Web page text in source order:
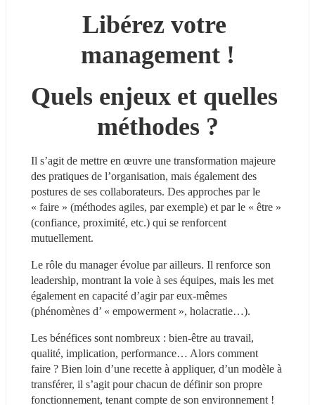
Libérez votre
management !
Quels enjeux et quelles
méthodes ?
Il s’agit de mettre en œuvre une transformation majeure
des pratiques de l’organisation, mais également des
postures de ses collaborateurs. Des approches par le
« faire » (méthodes agiles, par exemple) et par le « être »
(confiance, proximité, etc.) qui se renforcent
mutuellement.
Le rôle du manager évolue par ailleurs. Il renforce son
leadership, montrant la voie à ses équipes, mais les met
également en capacité d’agir par eux-mêmes
(phénomènes d’ « empowerment », holacratie…).
Les bénéfices sont nombreux : bien-être au travail,
qualité, implication, performance… Alors comment
faire ? Bien loin d’une recette à appliquer, d’un modèle à
transférer, il s’agit pour chacun de définir son propre
fonctionnement, tenant compte de son environnement !